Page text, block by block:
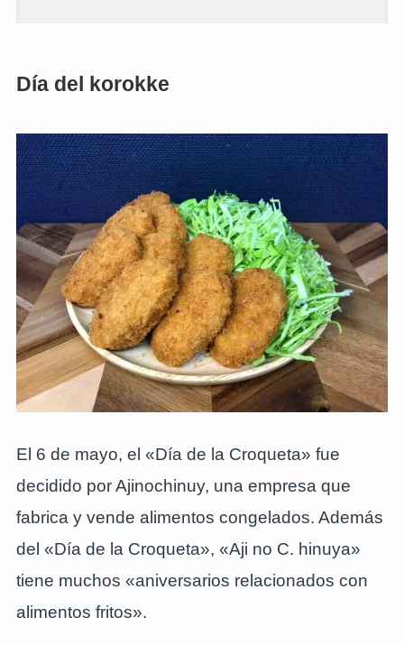
Día del korokke
El 6 de mayo, el «Día de la Croqueta» fue
decidido por Ajinochinuy, una empresa que
fabrica y vende alimentos congelados. Además
del «Día de la Croqueta», «Aji no C. hinuya»
tiene muchos «aniversarios relacionados con
alimentos fritos».